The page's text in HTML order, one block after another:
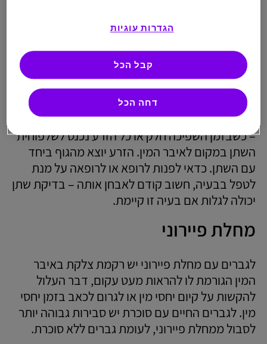
שפיכה הפוכה
לעיתים נדירות, סוכרת עלולה לגרום לשפיכה הפוכה
– כשבזמן השפיכה חלק או כל הזרע נכנס לשלפוחית
השתן במקום לאיבר המין. הזרע יוצא מהגוף ביחד
עם השתן. כדאי לפנות לרופא או לרופאה על מנת
לטפל בבעיה, חשוב קודם לאבחן אותה – בדיקת שתן
יכולה לגלות אם בעיה זו קיימת.
מחלת פיירוני
לגברים עם מחלת פיירוני יש רקמת צלקת באיבר
המין הגורמת לו להראות מעט עקום, דבר העלול
להקשות על קיום יחסי מין או לגרום לכאב בזמן יחסי
מין. לגברים החיים עם סוכרת יש סבירות גבוהה יותר
לסבול ממחלת פיירוני, לעומת גברים ללא סוכרת.
הגדרות עוגיות
דחה הכל
קבל הכל